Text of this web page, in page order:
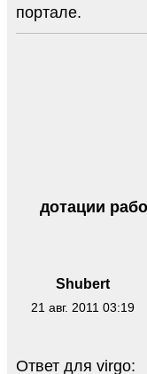
портале.
Shubert
21 авг. 2011 03:19
дотации
Ответ для virgo: